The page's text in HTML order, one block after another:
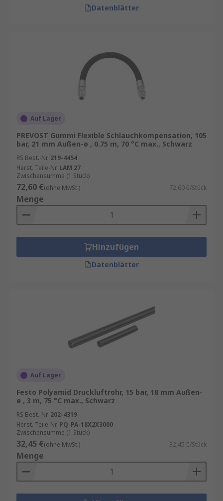
Datenblätter
Auf Lager
PREVOST Gummi Flexible Schlauchkompensation, 105
bar, 21 mm Außen-ø , 0.75 m, 70 °C max., Schwarz
RS Best.-Nr. 219-4454
Herst. Teile-Nr. LAM 27
Zwischensumme (1 Stück)
72,60 €(ohne MwSt.) 72,60 €/Stück
Menge
Hinzufügen
Datenblätter
Auf Lager
Festo Polyamid Druckluftrohr, 15 bar, 18 mm Außen-
ø , 3 m, 75 °C max., Schwarz
RS Best.-Nr. 202-4319
Herst. Teile-Nr. PQ-PA-18X2X3000
Zwischensumme (1 Stück)
32,45 €(ohne MwSt.) 32,45 €/Stück
Menge